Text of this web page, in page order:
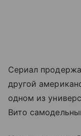
Сериал
другой
одном из
Вито